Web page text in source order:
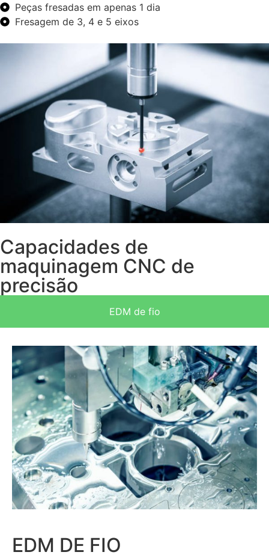
Peças fresadas em apenas 1 dia
Fresagem de 3, 4 e 5 eixos
Capacidades de
maquinagem CNC de
precisão
EDM de fio
EDM DE FIO